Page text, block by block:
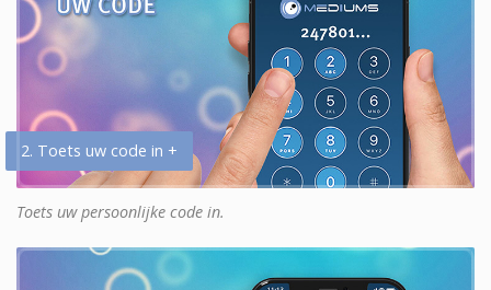
2. Toets uw code in +
Toets uw persoonlijke code in.